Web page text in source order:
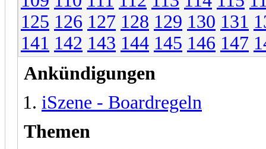
125 126 127 128 129 130 131
141 142 143 144 145 146 147
Ankündigungen
iSzene - Boardregeln
Themen